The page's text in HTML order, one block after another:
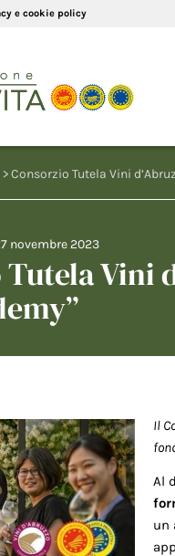
e cookie policy
> Consorzio Tutela Vini
novembre 2023
Vini
Il
Al
un